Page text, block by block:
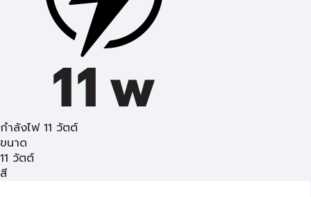
กำลังไฟ 11 วัตต์
ขนาด
11 วัตต์
สี